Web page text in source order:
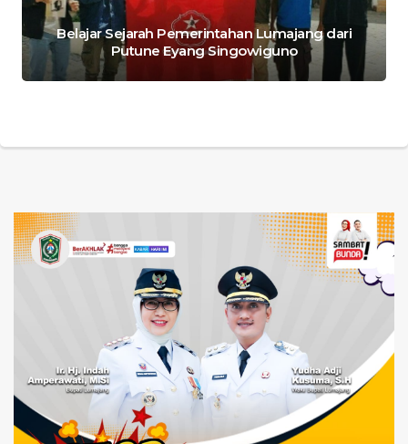
Belajar Sejarah Pemerintahan Lumajang dari
Putune Eyang Singowiguno